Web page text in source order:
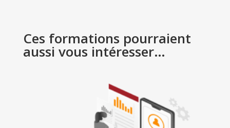
Ces formations pourraient
aussi vous intéresser…